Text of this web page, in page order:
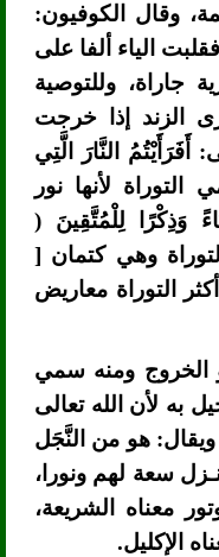
وقال الكوفيون:
الياء ألفا على
جاراة، وللتوصية
الزند إذا خرجت
أَفَرَأَيْتُمُ النَّارَ الَّتِي
لأنها نور
وَذِكْرًا لِلْمُتَّقِينَ (
وهي كتمان [
التوراة معاريض
الخروج ومنه سمي
به لأن الله تعالى
ويقال: هو من النَّجَل
سعة لهم ونورا،
معناه الشريعة،
الإكليل.